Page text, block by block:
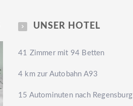
UNSER HOTEL
41 Zimmer mit 94 Betten
4 km zur Autobahn A93
15 Autominuten nach Regensburg